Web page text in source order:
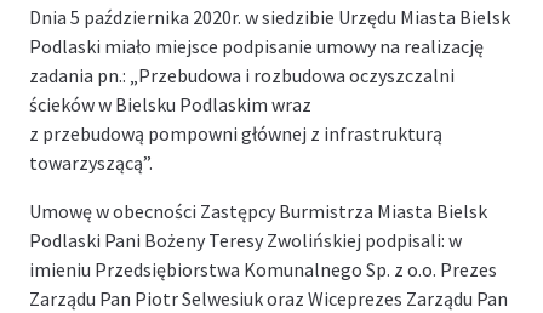
Dnia 5 października 2020r. w siedzibie Urzędu Miasta Bielsk
Podlaski miało miejsce podpisanie umowy na realizację
zadania pn.: „Przebudowa i rozbudowa oczyszczalni
ścieków w Bielsku Podlaskim wraz
z przebudową pompowni głównej z infrastrukturą
towarzyszącą”.
Umowę w obecności Zastępcy Burmistrza Miasta Bielsk
Podlaski Pani Bożeny Teresy Zwolińskiej podpisali: w
imieniu Przedsiębiorstwa Komunalnego Sp. z o.o. Prezes
Zarządu Pan Piotr Selwesiuk oraz Wiceprezes Zarządu Pan